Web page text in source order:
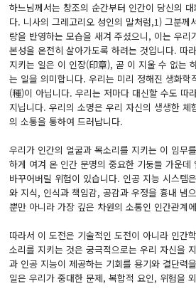
하느님께서는 창조의 순간부터 인간이 당신의
다. 니사의 그레고리오 성인의 말처럼,1) 그분께
랑을 반영하는 모습을 새겨 주셨으니, 이는 우
본성을 온전히 살아가도록 하려는 것입니다. 따
지키는 일은 이 인장(印章), 곧 이 지울 수 없는
는 일을 의미합니다. 우리는 미리 정해진 생화학
(種)이 아닙니다. 우리는 저마다 대신할 수도 따
지닙니다. 우리의 소명은 우리 자신의 생생한 체
의 소통을 통하여 드러납니다.
우리가 인간의 얼굴과 목소리를 지키는 이 임무
하게 여겨 온 인간 문명의 중요한 기둥들 가운데
바꾸어버릴 위험이 있습니다. 인공 지능 시스템
와 지식, 인식과 책임감, 공감과 우정을 흉내 냄
뿐만 아니라 가장 깊은 차원의 소통인 인간관계
따라서 이 도전은 기술적인 도전이 아니라 인간
소리를 지키는 것은 궁극적으로는 우리 자신을
과 인공 지능이 제공하는 기회를 용기와 결단력
일은 우리가 중대한 문제, 복합적 요인, 위험을